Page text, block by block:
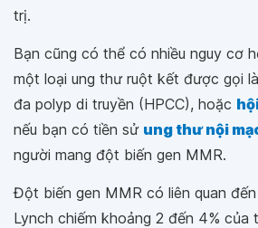
trị.
Bạn cũng có thể có nhiều nguy cơ
một loại ung thư ruột kết được gọi
đa polyp di truyền (HPCC), hoặc
nếu bạn có tiền sử ung thư nội
người mang đột biến gen MMR.
Đột biến gen MMR có liên quan
Lynch chiếm khoảng 2 đến 4%